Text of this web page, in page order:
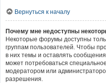
Вернуться к началу
Почему мне недоступны
Некоторые форумы доступны
группам пользователей. Чтобы
в них темы и оставлять
может потребоваться
модератором или
разрешения.